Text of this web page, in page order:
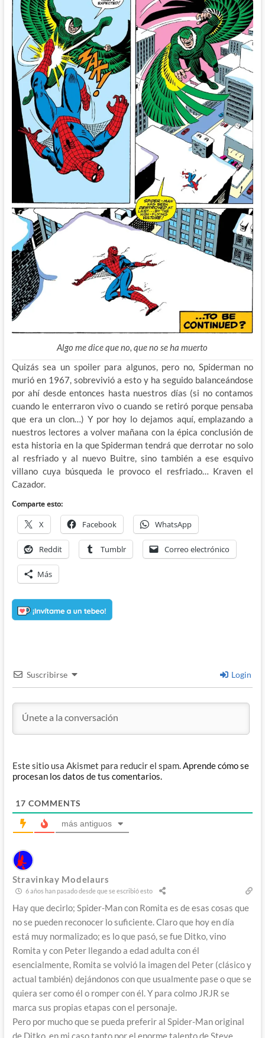
Algo me dice que no, que no se ha muerto
Quizás sea un spoiler para algunos, pero no, Spiderman no
murió en 1967, sobrevivió a esto y ha seguido balanceándose
por ahí desde entonces hasta nuestros días (si no contamos
cuando le enterraron vivo o cuando se retiró porque pensaba
que era un clon…) Y por hoy lo dejamos aquí, emplazando a
nuestros lectores a volver mañana con la épica conclusión de
esta historia en la que Spiderman tendrá que derrotar no solo
al resfriado y al nuevo Buitre, sino también a ese esquivo
villano cuya búsqueda le provoco el resfriado… Kraven el
Cazador.
Comparte esto:
X Facebook WhatsApp
Reddit Tumblr Correo electrónico
Más
Suscribirse Login
Este sitio usa Akismet para reducir el spam.Aprende cómo se
procesan los datos de tus comentarios.
17 COMMENTS
más antiguos
Stravinkay Modelaurs
6 años han pasado desde que se escribió esto
Hay que decirlo; Spider-Man con Romita es de esas cosas que
no se pueden reconocer lo suficiente. Claro que hoy en día
está muy normalizado; es lo que pasó, se fue Ditko, vino
Romita y con Peter llegando a edad adulta con él
esencialmente, Romita se volvió la imagen del Peter (clásico y
actual también) dejándonos con que usualmente pase o que se
quiera ser como él o romper con él. Y para colmo JRJR se
marca sus propias etapas con el personaje.
Pero por mucho que se pueda preferir al Spider-Man original
de Ditko, en mi caso tanto por el enorme talento de Steve